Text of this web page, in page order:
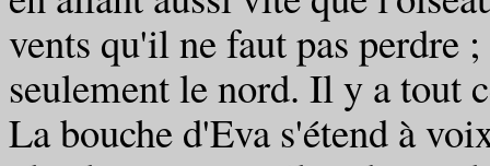
vents qu'il ne faut pas perdre
seulement le nord. Il y a tout
La bouche d'Eva s'étend à